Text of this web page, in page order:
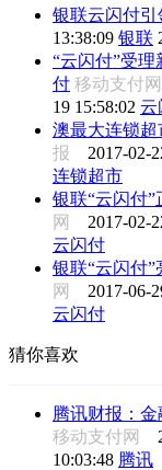
银联云闪付
13:38:09 银联
“云闪付”受
付 移动支付
19 15:58:02 云
澳最大连锁超
报 2017-02-
连锁超市
银联“云闪付
网 2017-02-
云闪付
银联“云闪付”
网 2017-06-
云闪付
猜你喜欢
腾讯财报：
移动支付网
10:03:48 腾讯